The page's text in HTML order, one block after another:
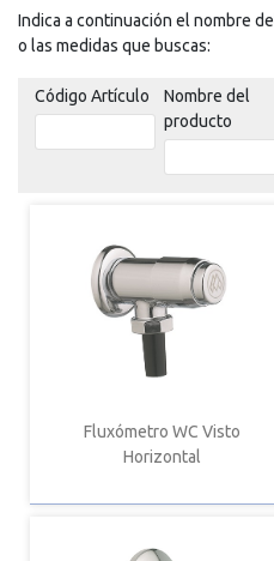
Indica a continuación el nombre
o las medidas que buscas:
Código Artículo
Nombre del
producto
Fluxómetro WC Visto
Horizontal